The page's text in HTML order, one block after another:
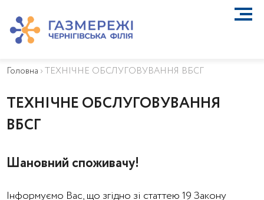
ПРО КОМПАНІЮ
ВАЖЛИВА ІНФОРМАЦІЯ
КАР’ЄРА
ПРИЄДНАННЯ
КГУ
Головна ›ТЕХНІЧНЕ ОБСЛУГОВУВАННЯ ВБСГ
ТЕХНІЧНЕ ОБСЛУГОВУВАННЯ
ВБСГ
Шановний споживачу!
Інформуємо Вас, що згідно зі статтею 19 Закону